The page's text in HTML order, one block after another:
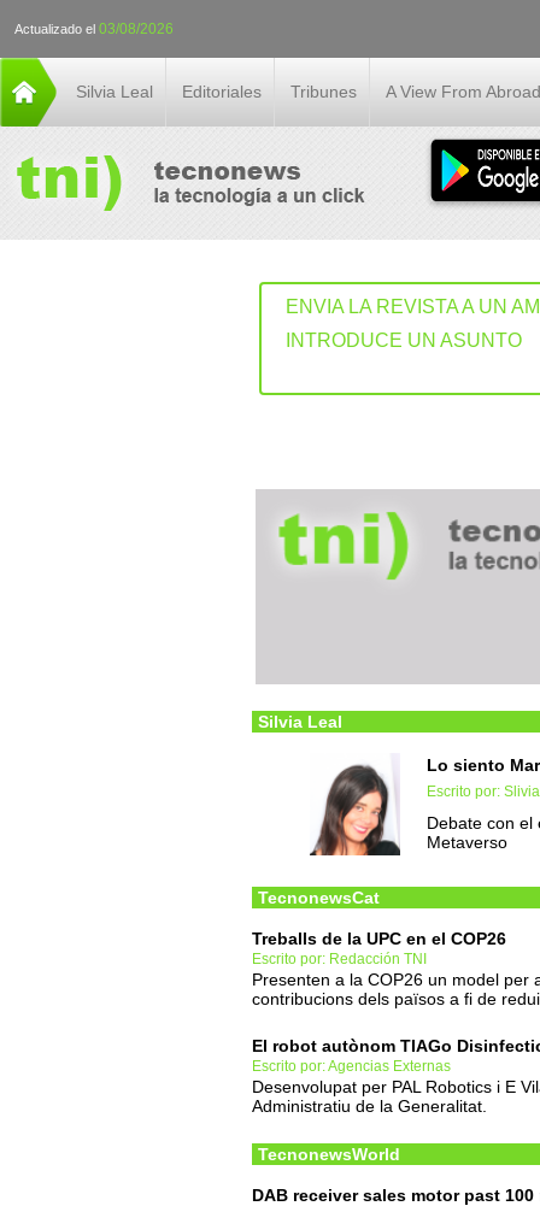
Actualizado el 03/08/2026
Silvia Leal Editoriales Tribunes A View From Abroad
ENVIA LA REVISTA A UN
INTRODUCE UN ASUNTO
Silvia Leal
Lo siento
Escrito por:
Debate con el
Metaverso
TecnonewsCat
Treballs de la UPC en el COP26
Escrito por: Redacción TNI
Presenten a la COP26 un model per
contribucions dels països a fi de
El robot autònom TIAGo
Escrito por: Agencias Externas
Desenvolupat per PAL Robotics i E
Administratiu de la Generalitat.
TecnonewsWorld
DAB receiver sales motor past